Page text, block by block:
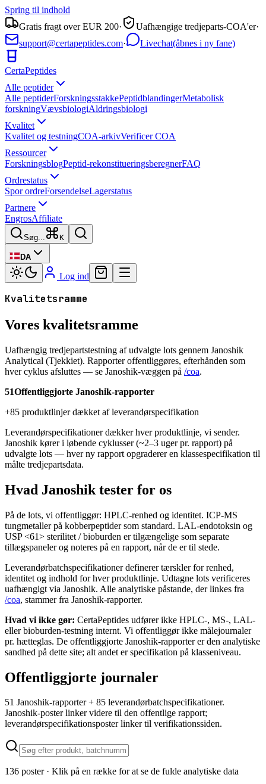
Spring til indhold
Gratis fragt over EUR 200· Uafhængige tredjeparts-COA'er·
support@certapeptides.com· Livechat(åbnes i ny fane)
CertaPeptides
Alle peptider
Alle peptiderForskningsstakkePeptidblandingerMetabolisk
forskningVævsbiologiAldringsbiologi
Kvalitet
Kvalitet og testningCOA-arkivVerificer COA
Ressourcer
ForskningsblogPeptid-rekonstitueringsberegnerFAQ
Ordrestatus
Spor ordreForsendelseLagerstatus
Partnere
EngrosAffiliate
Søg... K
DA
Log ind
Kvalitetsramme
Vores kvalitetsramme
Uafhængig tredjepartstestning af udvalgte lots gennem Janoshik
Analytical (Tjekkiet). Rapporter offentliggøres, efterhånden som
hver cyklus afsluttes — se Janoshik-væggen på /coa.
51Offentliggjorte Janoshik-rapporter
+85 produktlinjer dækket af leverandørspecifikation
Leverandørspecifikationer dækker hver produktlinje, vi sender.
Janoshik kører i løbende cyklusser (~2–3 uger pr. rapport) på
udvalgte lots — hver ny rapport opgraderer en klassespecifikation til
målte tredjepartsdata.
Hvad Janoshik tester for os
På de lots, vi offentliggør: HPLC-renhed og identitet. ICP-MS
tungmetaller på kobberpeptider som standard. LAL-endotoksin og
USP <61> sterilitet / bioburden er tilgængelige som separate
tillægspaneler og noteres på en rapport, når de er til stede.
Leverandørbatchspecifikationer definerer tærskler for renhed,
identitet og indhold for hver produktlinje. Udtagne lots verificeres
uafhængigt via Janoshik. Alle analytiske påstande, der linkes fra
/coa, stammer fra Janoshik-rapporter.
Hvad vi ikke gør: CertaPeptides udfører ikke HPLC-, MS-, LAL-
eller bioburden-testning internt. Vi offentliggør ikke målejournaler
pr. hætteglas. De offentliggjorte Janoshik-rapporter er den analytiske
sandhed på dette site; alt andet er specifikation på klasseniveau.
Offentliggjorte journaler
51 Janoshik-rapporter + 85 leverandørbatchspecifikationer.
Janoshik-poster linker videre til den offentlige rapport;
leverandørspecifikationsposter linker til verifikationssiden.
136 poster · Klik på en række for at se de fulde analytiske data